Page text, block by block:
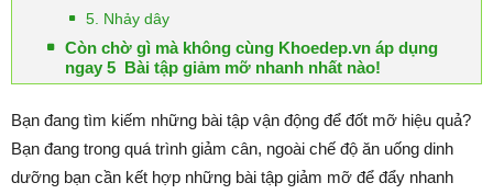
5. Nhảy dây
Còn chờ gì mà không cùng Khoedep.vn áp dụng
ngay 5 Bài tập giảm mỡ nhanh nhất nào!
Bạn đang tìm kiếm những bài tập vận động để đốt mỡ hiệu quả?
Bạn đang trong quá trình giảm cân, ngoài chế độ ăn uống dinh
dưỡng bạn cần kết hợp những bài tập giảm mỡ để đẩy nhanh